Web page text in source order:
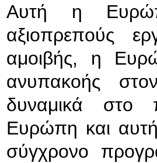
Αυτή η
αξιοπρεπούς
αμοιβής, η
ανυπακοής στον
δυναμικά στο
Ευρώπη και
σύγχρονο